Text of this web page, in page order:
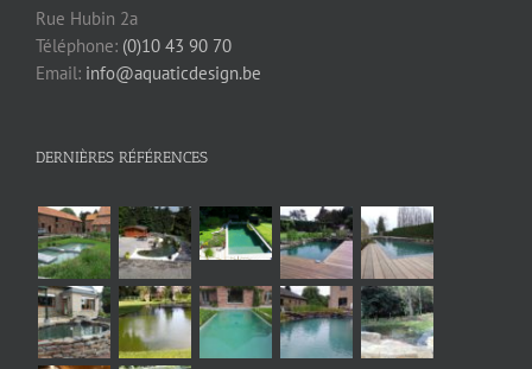
Rue Hubin 2a
Téléphone: (0)10 43 90 70
Email: info@aquaticdesign.be
DERNIÈRES RÉFÉRENCES